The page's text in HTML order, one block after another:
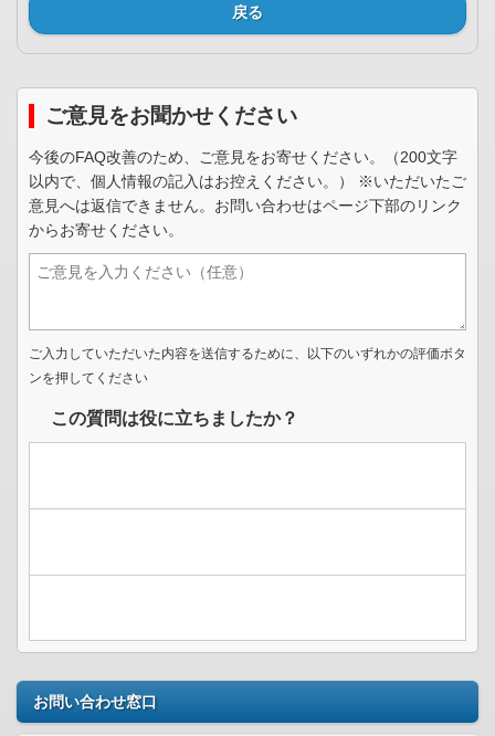
戻る
ご意見をお聞かせください
今後のFAQ改善のため、ご意見をお寄せください。（200文字
以内で、個人情報の記入はお控えください。） ※いただいたご
意見へは返信できません。お問い合わせはページ下部のリンク
からお寄せください。
ご入力していただいた内容を送信するために、以下のいずれかの評価ボタ
ンを押してください
この質問は役に立ちましたか？
お問い合わせ窓口